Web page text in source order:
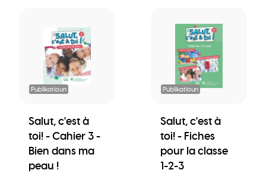
Publikatioun
Salut, c'est à
toi! - Cahier 3 -
Bien dans ma
peau !
Publikatioun
Salut, c'est à
toi! - Fiches
pour la classe
1-2-3